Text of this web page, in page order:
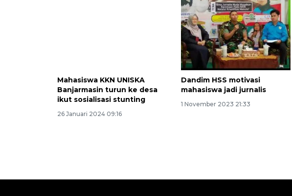
Mahasiswa KKN UNISKA
Banjarmasin turun ke desa
ikut sosialisasi stunting
26 Januari 2024 09:16
Dandim HSS motivasi
mahasiswa jadi jurnalis
1 November 2023 21:33